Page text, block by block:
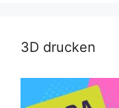
3D drucken